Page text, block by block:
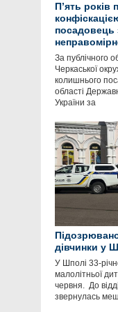
П’ять років
посадовець
За публічного
Черкаської
колишнього
області
України за
дівчинки у
У Шполі 33-
малолітньої
червня. До
звернулась